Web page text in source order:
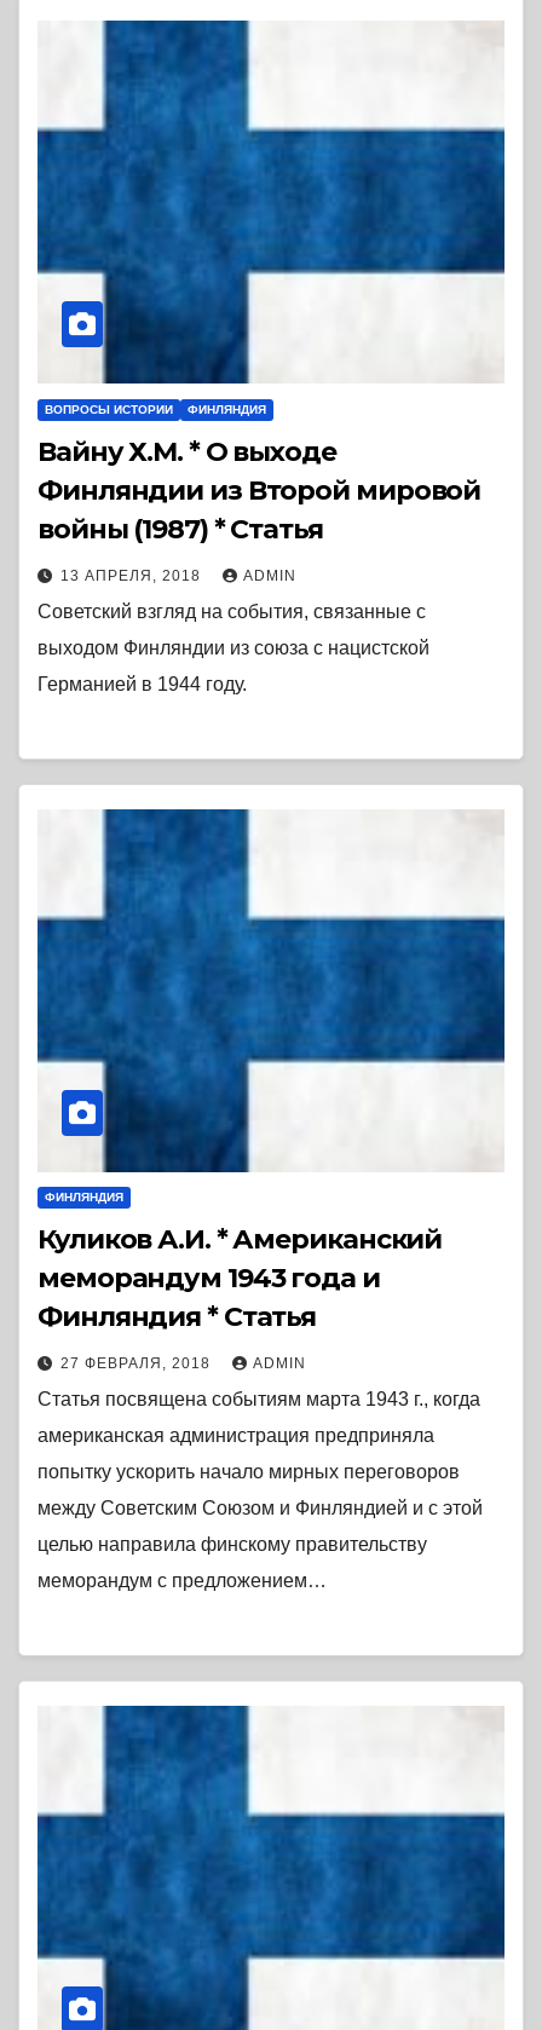
ВОПРОСЫ ИСТОРИИ ФИНЛЯНДИЯ
Вайну Х.М. * О выходе
Финляндии из Второй мировой
войны (1987) * Статья
13 АПРЕЛЯ, 2018 ADMIN
Советский взгляд на события, связанные с
выходом Финляндии из союза с нацистской
Германией в 1944 году.
ФИНЛЯНДИЯ
Куликов А.И. * Американский
меморандум 1943 года и
Финляндия * Статья
27 ФЕВРАЛЯ, 2018 ADMIN
Статья посвящена событиям марта 1943 г., когда
американская администрация предприняла
попытку ускорить начало мирных переговоров
между Советским Союзом и Финляндией и с этой
целью направила финскому правительству
меморандум с предложением…